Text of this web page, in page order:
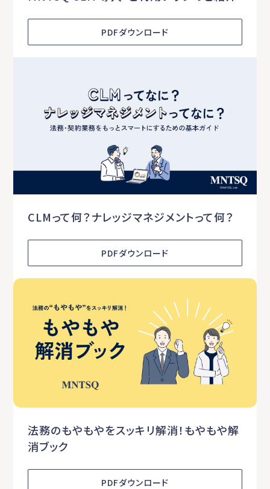
PDFダウンロード
CLMって何？ナレッジマネジメントって何？
PDFダウンロード
法務のもやもやをスッキリ解消！もやもや解
消ブック
PDFダウンロード